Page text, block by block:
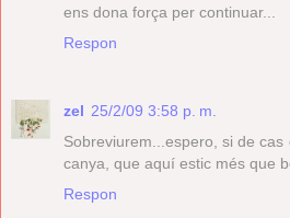
ens dona força per continuar...
Respon
zel 25/2/09 3:58 p. m.
Sobreviurem...espero, si de
canya, que aquí estic més que
Respon